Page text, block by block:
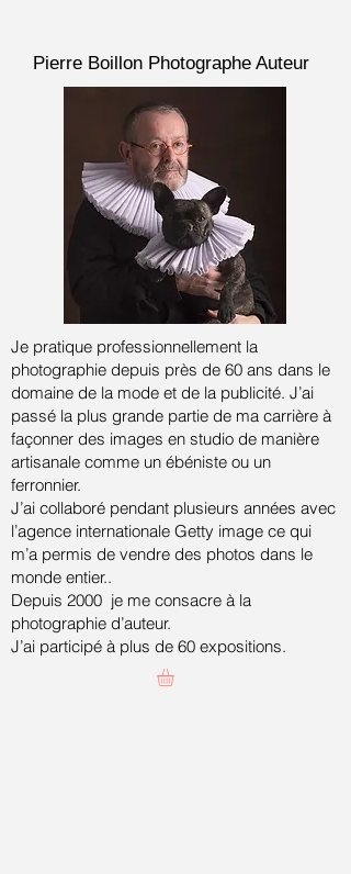
Pierre Boillon Photographe Auteur
Je pratique professionnellement la
photographie depuis près de 60 ans dans le
domaine de la mode et de la publicité. J’ai
passé la plus grande partie de ma carrière à
façonner des images en studio de manière
artisanale comme un ébéniste ou un
ferronnier.
J’ai collaboré pendant plusieurs années avec
l’agence internationale Getty image ce qui
m’a permis de vendre des photos dans le
monde entier..
Depuis 2000 je me consacre à la
photographie d’auteur.
J’ai participé à plus de 60 expositions.